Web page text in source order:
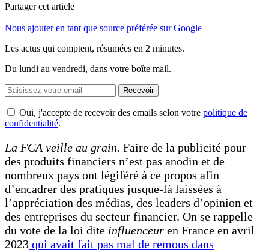
Partager cet article
Nous ajouter en tant que source préférée sur Google
Les actus qui comptent, résumées en 2 minutes.
Du lundi au vendredi, dans votre boîte mail.
Recevoir
Oui, j'accepte de recevoir des emails selon votre politique de
confidentialité.
La FCA veille au grain. Faire de la publicité pour
des produits financiers n’est pas anodin et de
nombreux pays ont légiféré à ce propos afin
d’encadrer des pratiques jusque-là laissées à
l’appréciation des médias, des leaders d’opinion et
des entreprises du secteur financier. On se rappelle
du vote de la loi dite influenceur en France en avril
2023 qui avait fait pas mal de remous dans